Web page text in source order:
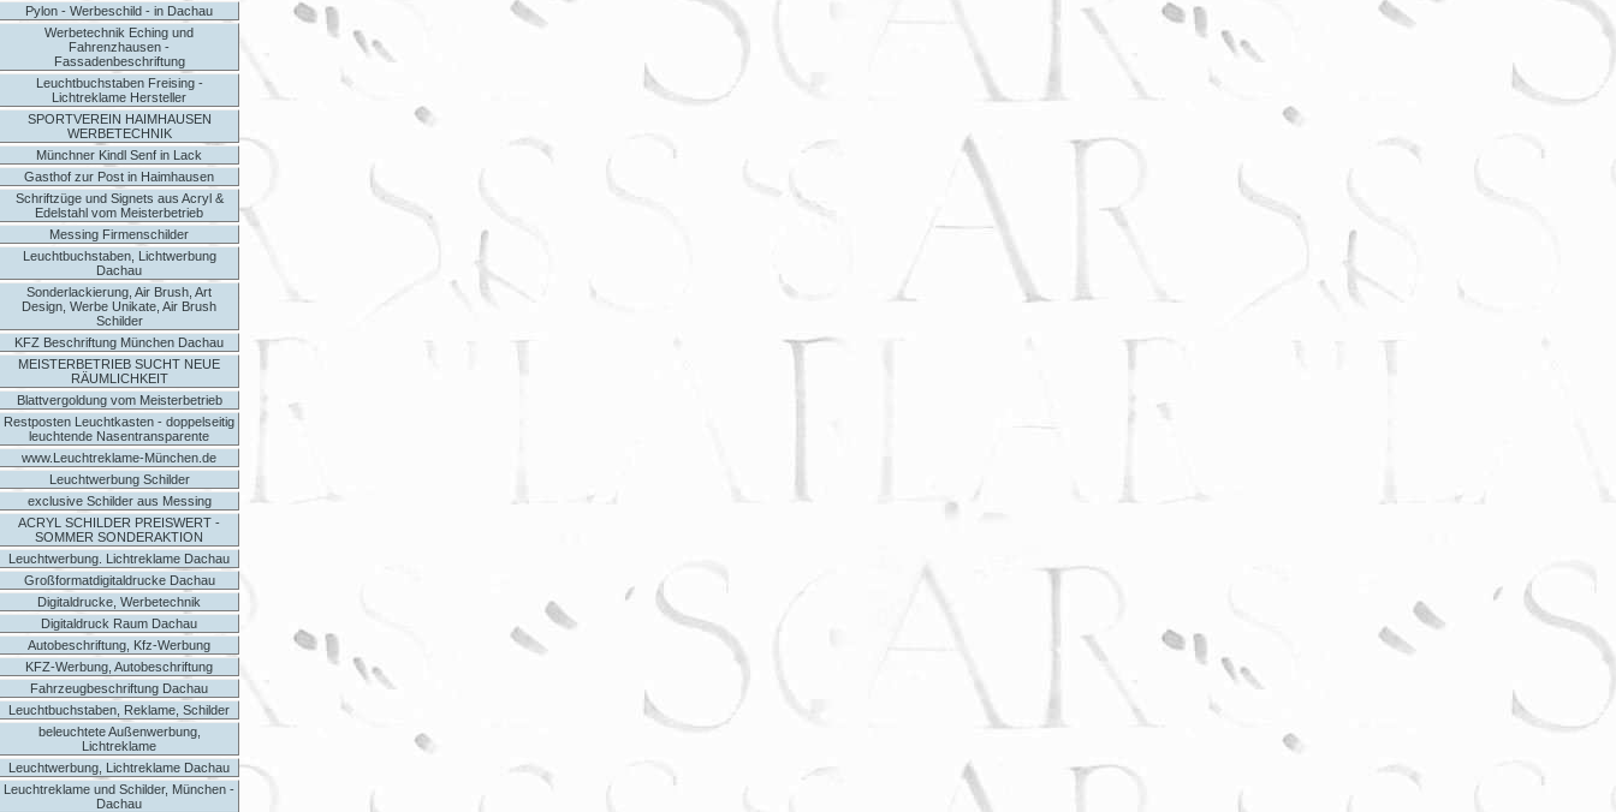
Pylon - Werbeschild - in Dachau
Werbetechnik Eching und
Fahrenzhausen -
Fassadenbeschriftung
Leuchtbuchstaben Freising -
Lichtreklame Hersteller
SPORTVEREIN HAIMHAUSEN
WERBETECHNIK
Münchner Kindl Senf in Lack
Gasthof zur Post in Haimhausen
Schriftzüge und Signets aus Acryl &
Edelstahl vom Meisterbetrieb
Messing Firmenschilder
Leuchtbuchstaben, Lichtwerbung
Dachau
Sonderlackierung, Air Brush, Art
Design, Werbe Unikate, Air Brush
Schilder
KFZ Beschriftung München Dachau
MEISTERBETRIEB SUCHT NEUE
RÄUMLICHKEIT
Blattvergoldung vom Meisterbetrieb
Restposten Leuchtkasten - doppelseitig
leuchtende Nasentransparente
www.Leuchtreklame-München.de
Leuchtwerbung Schilder
exclusive Schilder aus Messing
ACRYL SCHILDER PREISWERT -
SOMMER SONDERAKTION
Leuchtwerbung. Lichtreklame Dachau
Großformatdigitaldrucke Dachau
Digitaldrucke, Werbetechnik
Digitaldruck Raum Dachau
Autobeschriftung, Kfz-Werbung
KFZ-Werbung, Autobeschriftung
Fahrzeugbeschriftung Dachau
Leuchtbuchstaben, Reklame, Schilder
beleuchtete Außenwerbung,
Lichtreklame
Leuchtwerbung, Lichtreklame Dachau
Leuchtreklame und Schilder, München -
Dachau